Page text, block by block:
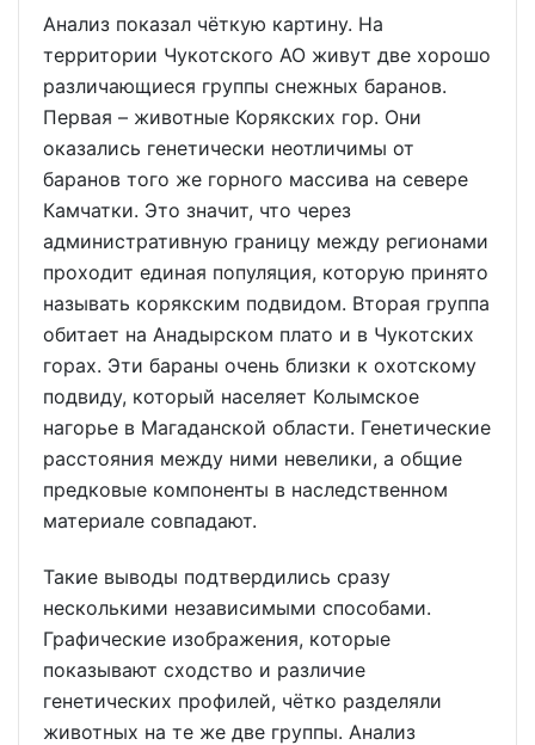
Анализ показал чёткую картину. На
территории Чукотского АО живут две хорошо
различающиеся группы снежных баранов.
Первая – животные Корякских гор. Они
оказались генетически неотличимы от
баранов того же горного массива на севере
Камчатки. Это значит, что через
административную границу между регионами
проходит единая популяция, которую принято
называть корякским подвидом. Вторая группа
обитает на Анадырском плато и в Чукотских
горах. Эти бараны очень близки к охотскому
подвиду, который населяет Колымское
нагорье в Магаданской области. Генетические
расстояния между ними невелики, а общие
предковые компоненты в наследственном
материале совпадают.
Такие выводы подтвердились сразу
несколькими независимыми способами.
Графические изображения, которые
показывают сходство и различие
генетических профилей, чётко разделяли
животных на те же две группы. Анализ